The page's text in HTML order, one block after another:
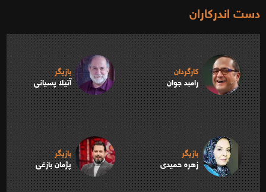
دست اندرکاران
کارگردان
رامبد جوان
بازیگر
آتیلا پسیانی
بازیگر
زهره حمیدی
بازیگر
پژمان بازغی